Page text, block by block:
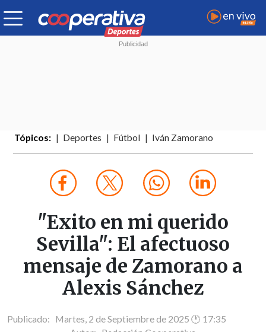
Tópicos: Deportes Fútbol Iván Zamorano
"Exito en mi querido
Sevilla": El afectuoso
mensaje de Zamorano a
Alexis Sánchez
Publicado: Martes, 2 de Septiembre de 2025 🕐 17:35